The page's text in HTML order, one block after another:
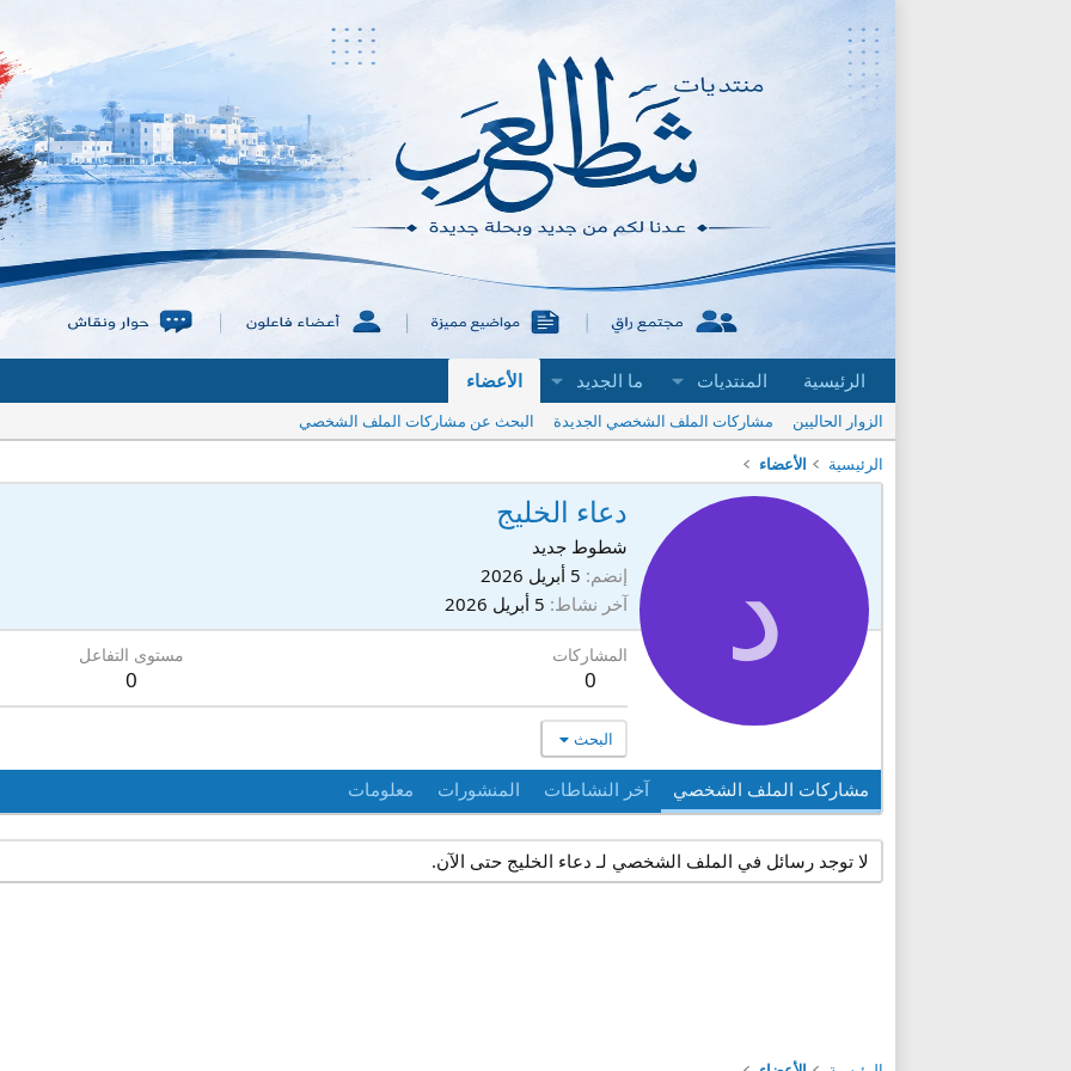
الرئيسية المنتديات ما الجديد الأعضاء
الزوار الحاليين مشاركات الملف الشخصي الجديدة
البحث عن مشاركات الملف الشخصي
الرئيسية
الأعضاء
د
دعاء الخليج
شطوط جديد
إنضم 5 أبريل 2026
آخر نشاط 5 أبريل 2026
المشاركات
0
مستوى التفاعل
0
البحث
مشاركات الملف الشخصي آخر النشاطات المنشورات معلومات
لا توجد رسائل في الملف الشخصي لـ دعاء الخليج حتى الآن.